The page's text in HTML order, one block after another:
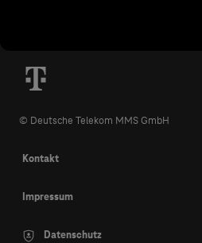
© Deutsche Telekom MMS GmbH
Kontakt
Impressum
Datenschutz